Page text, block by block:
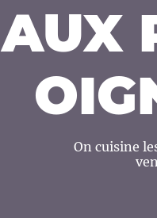
AUX
On cuisine